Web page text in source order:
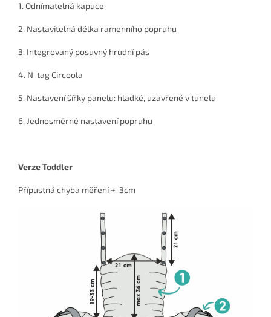
1. Odnímatelná kapuce
2. Nastavitelná délka ramenního popruhu
3. Integrovaný posuvný hrudní pás
4. N-tag Circoola
5. Nastavení šířky panelu: hladké, uzavřené v tunelu
6. Jednosměrné nastavení popruhu
Verze Toddler
Přípustná chyba měření +-3cm